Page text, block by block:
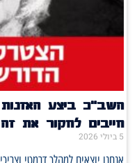
השב"כ ביצע האזנות
חייבים לחקור את זה
5 ביולי 2026